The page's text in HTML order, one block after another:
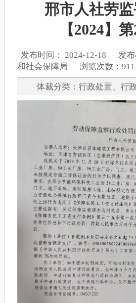
邢市人社劳
【2024】
发布时间： 2024-12-18 发布
和社会保障局 浏览次数：
体裁分类：行政处置